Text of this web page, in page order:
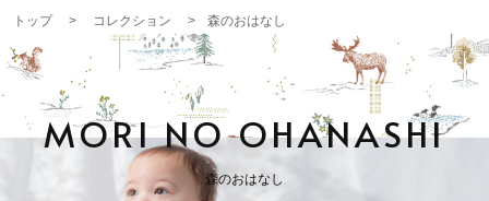
トップ > コレクション > 森のおはなし
MORI NO OHANASHI
森のおはなし